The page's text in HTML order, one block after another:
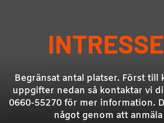
Begränsat antal platser. Först till
uppgifter nedan så kontaktar vi
0660-55270 för mer information.
något genom att